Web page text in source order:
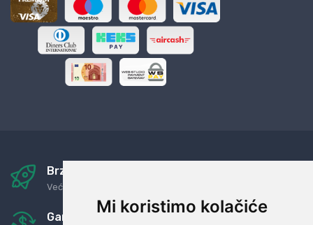
Mi koristimo kolačiće
Brza i sigurna dostava
Već za nekoliko dana kod vas
Garancija u povrat novaca